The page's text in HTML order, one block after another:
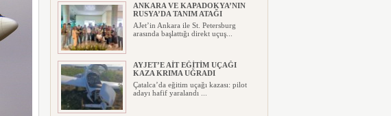
ANKARA VE KAPADOKYA’NIN
RUSYA’DA TANIM ATAĞI
AJet’in Ankara ile St. Petersburg
arasında başlattığı direkt uçuş...
AYJET’E AİT EĞİTİM UÇAĞI
KAZA KRIMA UĞRADI
Çatalca’da eğitim uçağı kazası: pilot
adayı hafif yaralandı ...